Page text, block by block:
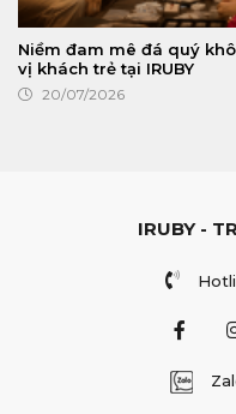
Niềm đam mê đá quý
vị khách trẻ tại IRUBY
20/07/2026
IRUBY -